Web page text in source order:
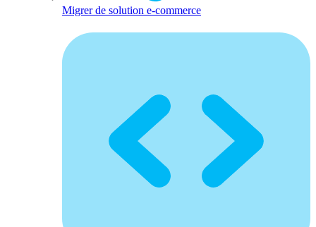
Migrer de solution e-commerce